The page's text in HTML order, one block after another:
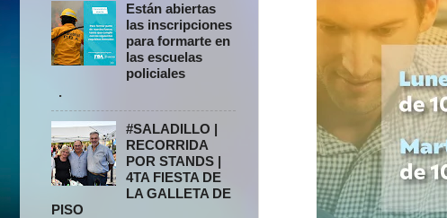
Están abiertas
las inscripciones
para formarte en
las escuelas
policiales
.
#SALADILLO |
RECORRIDA
POR STANDS |
4TA FIESTA DE
LA GALLETA DE
PISO